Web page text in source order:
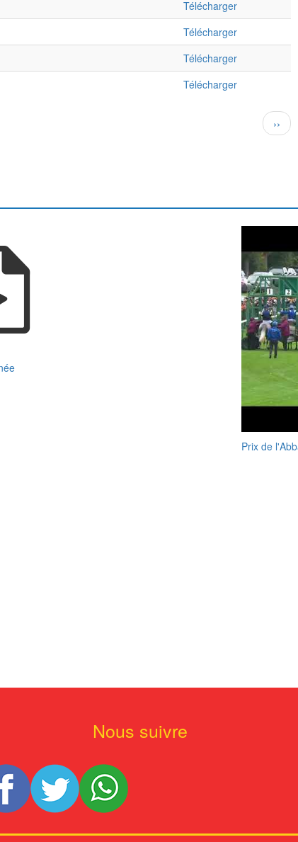
Télécharger
Télécharger
Télécharger
Télécharger
Page
››
Prix de
Nous suivre